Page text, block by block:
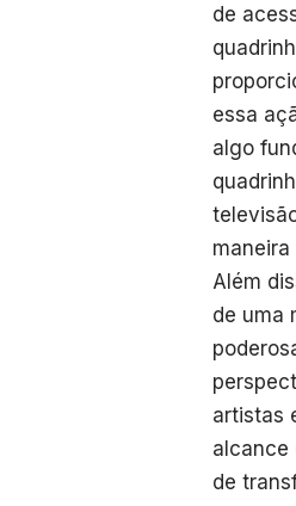
de
essa
algo
Além
de uma
artistas
alcance
de